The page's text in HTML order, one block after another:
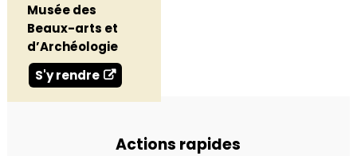
Musée des
Beaux-arts et
d’Archéologie
S'y rendre
Actions rapides